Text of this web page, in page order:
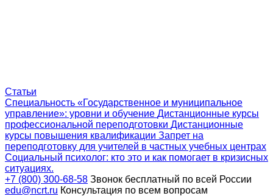
Статьи
Специальность «Государственное и муниципальное
управление»: уровни и обучение Дистанционные курсы
профессиональной переподготовки Дистанционные
курсы повышения квалификации Запрет на
переподготовку для учителей в частных учебных центрах
Социальный психолог: кто это и как помогает в кризисных
ситуациях.
+7 (800) 300-68-58 Звонок бесплатный по всей России
edu@ncrt.ru Консультация по всем вопросам